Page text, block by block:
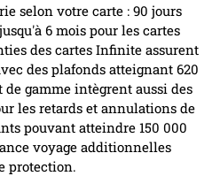
selon votre carte : 90 jours
6 mois pour les cartes
des cartes Infinite assurent
des plafonds atteignant 620
de gamme intègrent aussi des
les retards et annulations de
pouvant atteindre 150 000
voyage additionnelles
protection.